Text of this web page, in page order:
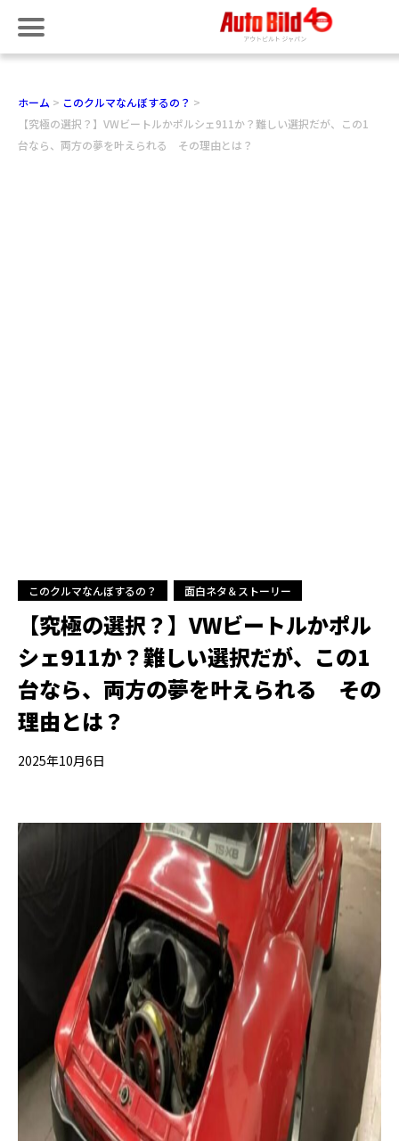
ホーム
このクルマなんぼするの？
【究極の選択？】VWビートルかポルシェ911か？難しい選択だが、この1
台なら、両方の夢を叶えられる その理由とは？
このクルマなんぼするの？ 面白ネタ＆ストーリー
【究極の選択？】VWビートルかポル
シェ911か？難しい選択だが、この1
台なら、両方の夢を叶えられる その
理由とは？
2025年10月6日